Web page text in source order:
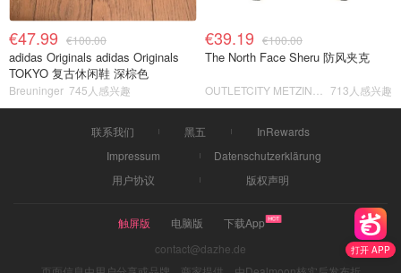
打开 APP
€47.99 €100.00
adidas Originals adidas Originals
TOKYO 复古休闲鞋 深棕色
Breuninger 745人感兴趣
€39.19 €100.00
The North Face Sheru 防风夹克
713人感兴趣
联系我们 黑五
InRewards
Impressum
Datenschutzerklärung
用户协议
版权声明
触屏版 电脑版
下载App
contact@dazhe.de